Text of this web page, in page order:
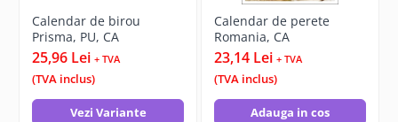
Calendar de birou
Prisma, PU, CA
25,96 Lei + TVA
(TVA inclus)
Vezi Variante
Calendar de perete
Romania, CA
23,14 Lei + TVA
(TVA inclus)
Adauga in cos